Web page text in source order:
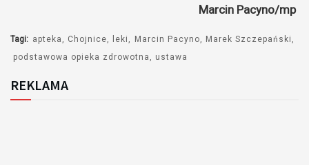
Marcin Pacyno/mp
Tagi: apteka Chojnice leki Marcin Pacyno
Marek Szczepański
podstawowa opieka zdrowotna
ustawa
REKLAMA